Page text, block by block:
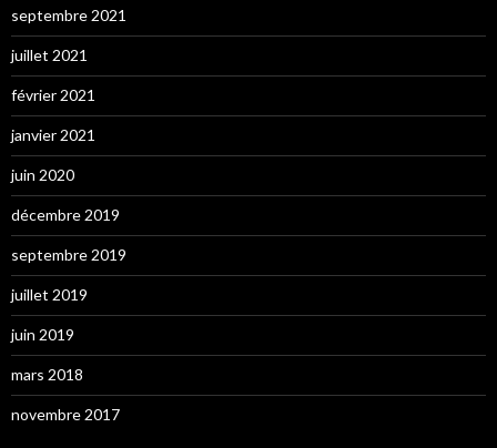
septembre 2021
juillet 2021
février 2021
janvier 2021
juin 2020
décembre 2019
septembre 2019
juillet 2019
juin 2019
mars 2018
novembre 2017